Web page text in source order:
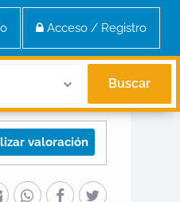
Acceso / Registro
Buscar
valoración